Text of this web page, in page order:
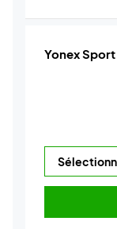
Yonex